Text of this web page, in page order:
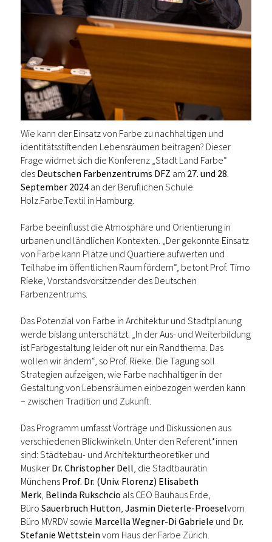
Wie kann der Einsatz von Farbe zu nachhaltigen und
identitätsstiftenden Lebensräumen beitragen? Dieser
Frage widmet sich die Konferenz „Stadt Land Farbe“
des Deutschen Farbenzentrums DFZ am 27. und 28.
September 2024 an der Beruflichen Schule
Holz.Farbe.Textil in Hamburg.
Farbe beeinflusst die Atmosphäre und Orientierung in
urbanen und ländlichen Kontexten. „Der gekonnte Einsatz
von Farbe kann Plätze und Quartiere aufwerten und
Teilhabe im öffentlichen Raum fördern“, betont Prof. Timo
Rieke, Vorstandsvorsitzender des Deutschen
Farbenzentrums.
Das Potenzial von Farbe in Architektur und Stadtplanung
werde bislang unterschätzt. „In der Aus- und Weiterbildung
ist Farbgestaltung leider oft nur ein Randthema. Das
wollen wir ändern“, so Prof. Rieke. Die Tagung soll
Strategien aufzeigen, wie Farbe nachhaltiger in der
Gestaltung von Lebensräumen einbezogen werden kann
– zwischen Tradition und Zukunft.
Das Programm umfasst Vorträge und Diskussionen aus
verschiedenen Blickwinkeln. Unter den Referent*innen
sind: Städtebau- und Architekturtheoretiker und
Musiker Dr. Christopher Dell, die Stadtbaurätin
Münchens Prof. Dr. (Univ. Florenz) Elisabeth
Merk, Belinda Rukschcio als CEO Bauhaus Erde,
Büro Sauerbruch Hutton, Jasmin Dieterle-Proeselvom
Büro MVRDV sowie Marcella Wegner-Di Gabriele und Dr.
Stefanie Wettstein vom Haus der Farbe Zürich.